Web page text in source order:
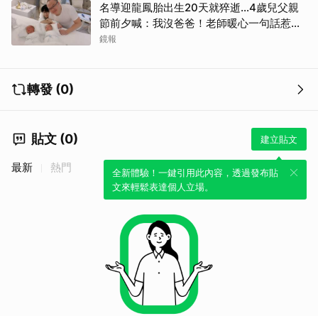
名導迎龍鳳胎出生20天就猝逝...4歲兒父親
節前夕喊：我沒爸爸！老師暖心一句話惹哭
遺孀
鏡報
轉發 (0)
貼文 (0) 建立貼文
全新體驗！一鍵引用此內容，透過發布貼
文來輕鬆表達個人立場。
最新 熱門